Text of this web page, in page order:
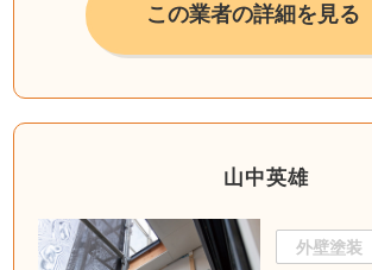
この業者の詳細を見る
山中英雄
外壁塗装